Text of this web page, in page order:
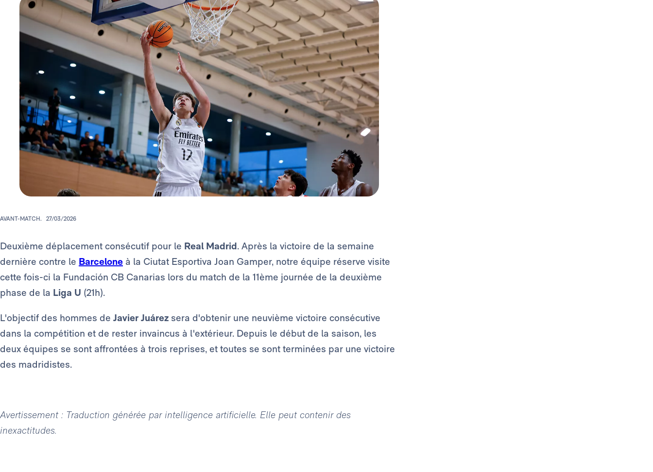
AVANT-MATCH. 27/03/2026
Deuxième déplacement consécutif pour le Real Madrid. Après la victoire de la semaine
dernière contre le Barcelone à la Ciutat Esportiva Joan Gamper, notre équipe réserve visite
cette fois-ci la Fundación CB Canarias lors du match de la 11ème journée de la deuxième
phase de la Liga U (21h).
L'objectif des hommes de Javier Juárez sera d'obtenir une neuvième victoire consécutive
dans la compétition et de rester invaincus à l'extérieur. Depuis le début de la saison, les
deux équipes se sont affrontées à trois reprises, et toutes se sont terminées par une victoire
des madridistes.
Avertissement : Traduction générée par intelligence artificielle. Elle peut contenir des
inexactitudes.